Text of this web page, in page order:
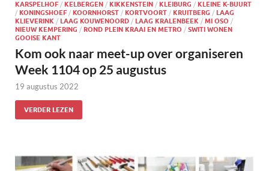
KARSPELHOF / KELBERGEN / KIKKENSTEIN / KLEIBURG / KLEINE K-BUURT
/ KONINGSHOEF / KOORNHORST / KORTVOORT / KRUITBERG / LAAG
KLIEVERINK / LAAG KOUWENOORD / LAAG KRALENBEEK / MI OSO /
NIEUW KEMPERING / ROND PLEIN KRAAI EN METRO / SWITI WONEN
GOOISE KANT
Kom ook naar meet-up over organiseren
Week 1104 op 25 augustus
19 augustus 2022
VERDER LEZEN